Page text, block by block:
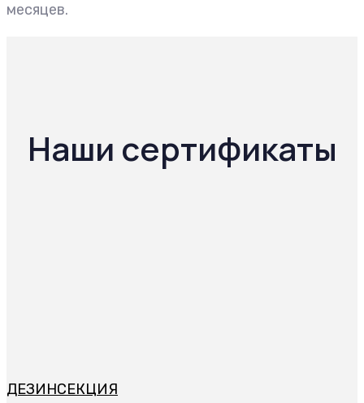
месяцев.
Наши сертификаты
ДЕЗИНСЕКЦИЯ